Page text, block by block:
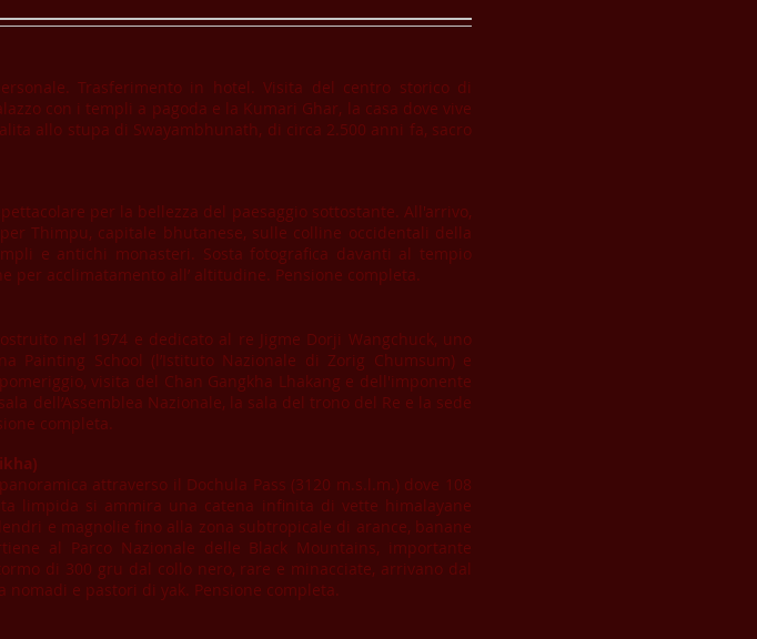
Trasferimento in hotel. Visita del centro storico di
con i templi a pagoda e la Kumari Ghar, la casa dove vive
allo stupa di Swayambhunath, di circa 2.500 anni fa, sacro
per la bellezza del paesaggio sottostante. All'arrivo,
Thimpu, capitale bhutanese, sulle colline occidentali della
e antichi monasteri. Sosta fotografica davanti al tempio
per acclimatamento all’ altitudine. Pensione completa.
nel 1974 e dedicato al re Jigme Dorji Wangchuck, uno
School (l’Istituto Nazionale di Zorig Chumsum) e
visita del Chan Gangkha Lhakang e dell'imponente
dell’Assemblea Nazionale, la sala del trono del Re e la sede
completa.
attraverso il Dochula Pass (3120 m.s.l.m.) dove 108
limpida si ammira una catena infinita di vette himalayane
e magnolie fino alla zona subtropicale di arance, banane
al Parco Nazionale delle Black Mountains, importante
di 300 gru dal collo nero, rare e minacciate, arrivano dal
e pastori di yak. Pensione completa.